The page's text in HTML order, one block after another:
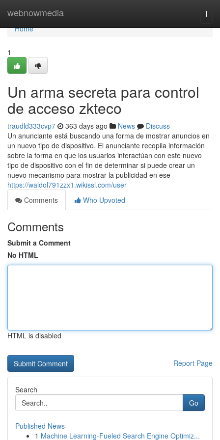
webnowmedia
Home
Home
1
Un arma secreta para control
de acceso zkteco
traudld333cvp7 363 days ago News
Discuss
Un anunciante está buscando una forma de mostrar anuncios en
un nuevo tipo de dispositivo. El anunciante recopila información
sobre la forma en que los usuarios interactúan con este nuevo
tipo de dispositivo con el fin de determinar si puede crear un
nuevo mecanismo para mostrar la publicidad en ese
https://waldol791zzx1.wikissl.com/user
Comments
Who Upvoted
Comments
Submit a Comment
No HTML
HTML is disabled
Report Page
Search
Go
Published News
1 Machine Learning-Fueled Search Engine Optimiz...